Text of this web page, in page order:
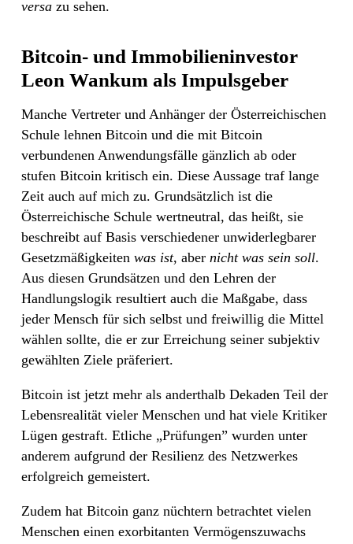
versa zu sehen.
Bitcoin- und Immobilieninvestor
Leon Wankum als Impulsgeber
Manche Vertreter und Anhänger der Österreichischen
Schule lehnen Bitcoin und die mit Bitcoin
verbundenen Anwendungsfälle gänzlich ab oder
stufen Bitcoin kritisch ein. Diese Aussage traf lange
Zeit auch auf mich zu. Grundsätzlich ist die
Österreichische Schule wertneutral, das heißt, sie
beschreibt auf Basis verschiedener unwiderlegbarer
Gesetzmäßigkeiten was ist, aber nicht was sein soll.
Aus diesen Grundsätzen und den Lehren der
Handlungslogik resultiert auch die Maßgabe, dass
jeder Mensch für sich selbst und freiwillig die Mittel
wählen sollte, die er zur Erreichung seiner subjektiv
gewählten Ziele präferiert.
Bitcoin ist jetzt mehr als anderthalb Dekaden Teil der
Lebensrealität vieler Menschen und hat viele Kritiker
Lügen gestraft. Etliche „Prüfungen” wurden unter
anderem aufgrund der Resilienz des Netzwerkes
erfolgreich gemeistert.
Zudem hat Bitcoin ganz nüchtern betrachtet vielen
Menschen einen exorbitanten Vermögenszuwachs